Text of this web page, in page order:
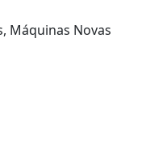
, Máquinas Novas